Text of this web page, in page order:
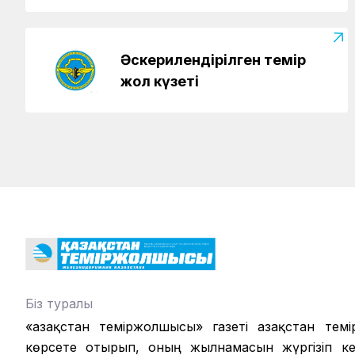
Әскерилендірілген темір
жол күзеті
Біз туралы
«Қазақстан теміржолшысы» газеті Қазақстан
көрсете отырып, оның жылнамасын жүргізіп